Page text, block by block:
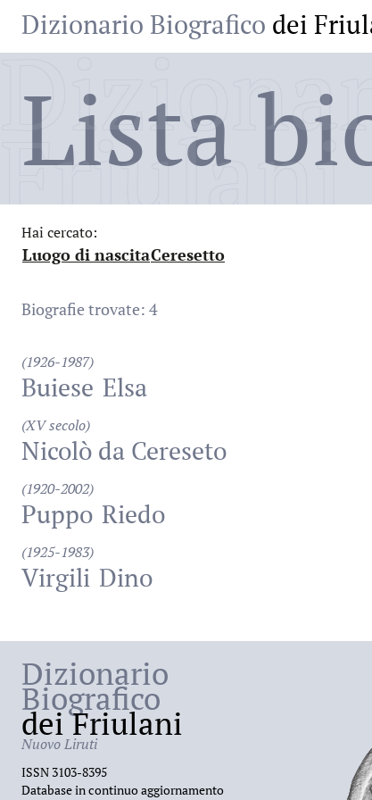
Dizionario Biografico dei
Friulani
Lista
Hai cercato:
Luogo di nascita
:Ceresetto
Biografie trovate: 4
(1926-1987)
Buiese Elsa
(XV secolo)
Nicolò da Cereseto
(1920-2002)
Puppo Riedo
(1925-1983)
Virgili Dino
Dizionario
Biografico
dei Friulani
Nuovo Liruti
ISSN 3103-8395
Database in continuo aggiornamento